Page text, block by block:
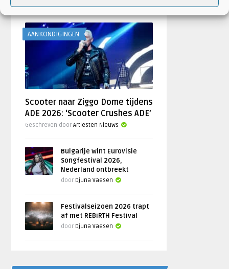
AANKONDIGINGEN
Scooter naar Ziggo Dome tijdens
ADE 2026: ‘Scooter Crushes ADE’
Geschreven doorArtiesten Nieuws
Bulgarije wint Eurovisie
Songfestival 2026,
Nederland ontbreekt
door Djuna Vaesen
Festivalseizoen 2026 trapt
af met REBiRTH Festival
door Djuna Vaesen